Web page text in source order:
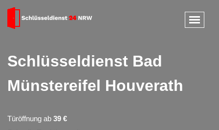
Schlüsseldienst Bad
Münstereifel Houverath
Türöffnung ab 39 €